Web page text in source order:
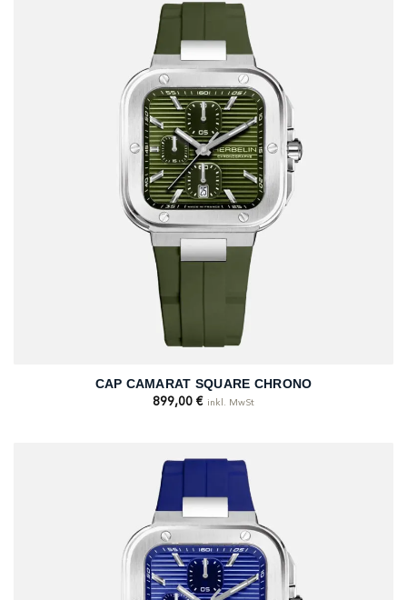
CAP CAMARAT SQUARE CHRONO
899,00 € inkl. MwSt